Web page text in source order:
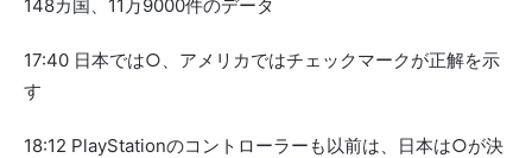
148カ国、11万9000件のデータ
17:40 日本では○、アメリカではチェックマークが正解を示
す
18:12 PlayStationのコントローラーも以前は、日本は○が決